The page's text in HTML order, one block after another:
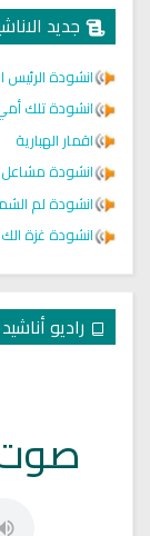
جديد
انشودة الرئيس
انشودة تلك
اقمار الهبارية
انشودة
انشودة لم
انشودة غزة الك
راديو
صوت